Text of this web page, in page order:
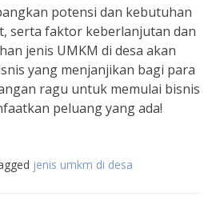
potensi dan kebutuhan
serta faktor keberlanjutan dan
jenis UMKM di desa akan
yang menjanjikan bagi para
ragu untuk memulai bisnis
peluang yang ada!
jenis umkm di desa